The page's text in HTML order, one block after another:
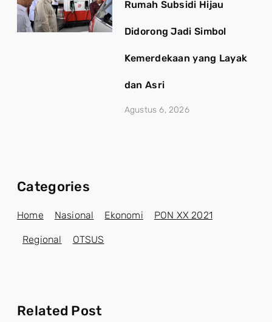
Rumah Subsidi Hijau
Didorong Jadi Simbol
Kemerdekaan yang Layak
dan Asri
Agustus 6, 2026
Categories
Home Nasional Ekonomi PON XX 2021
Regional OTSUS
Related Post